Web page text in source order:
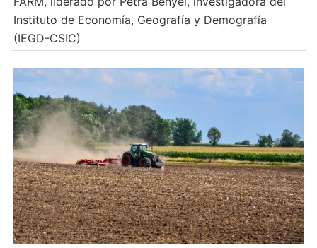
Instituto de Economía, Geografía y Demografía
(IEGD-CSIC)